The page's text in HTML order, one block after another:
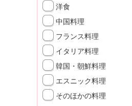
洋食
中国料理
フランス料理
イタリア料理
韓国・朝鮮料理
エスニック料理
そのほかの料理